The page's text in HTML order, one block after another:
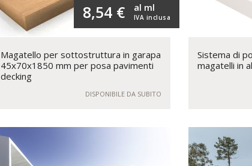
8,54 € IVA inclusa
al ml
Magatello per sottostruttura in garapa
45x70x1850 mm per posa pavimenti
decking
DISPONIBILE DA SUBITO
Sistema di
magatelli in